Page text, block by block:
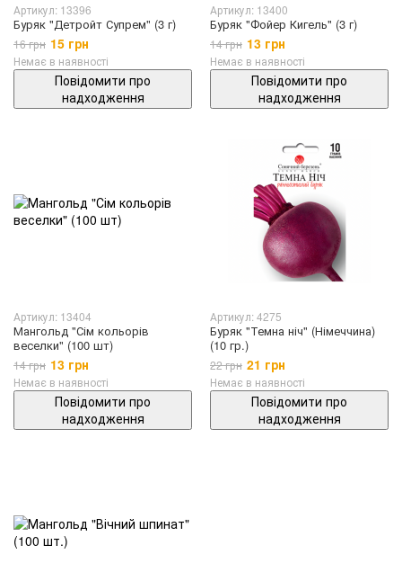
Артикул: 13396
Буряк "Детройт Супрем" (3 г)
16 грн 15 грн
Немає в наявності
Повідомити про
надходження
Артикул: 13400
Буряк "Фойер Кигель" (3 г)
14 грн 13 грн
Немає в наявності
Повідомити про
надходження
Артикул: 13404
Мангольд "Сім кольорів
веселки" (100 шт)
14 грн 13 грн
Немає в наявності
Повідомити про
надходження
Артикул: 4275
Буряк "Темна ніч" (Німеччина)
(10 гр.)
22 грн 21 грн
Немає в наявності
Повідомити про
надходження